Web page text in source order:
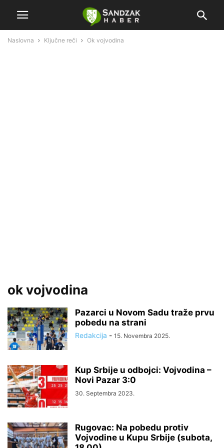
Naslovna Ključne reči Ok vojvodina
ok vojvodina
Pazarci u Novom Sadu traže prvu
pobedu na strani
Redakcija - 15. Novembra 2025.
Kup Srbije u odbojci: Vojvodina –
Novi Pazar 3:0
30. Septembra 2023.
Rugovac: Na pobedu protiv
Vojvodine u Kupu Srbije (subota,